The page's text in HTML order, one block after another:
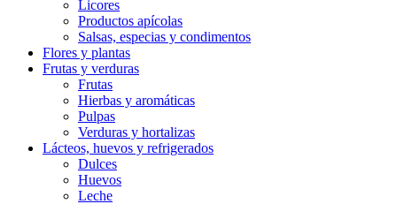
Licores
Productos apícolas
Salsas, especias y condimentos
Flores y plantas
Frutas y verduras
Frutas
Hierbas y aromáticas
Pulpas
Verduras y hortalizas
Lácteos, huevos y refrigerados
Dulces
Huevos
Leche